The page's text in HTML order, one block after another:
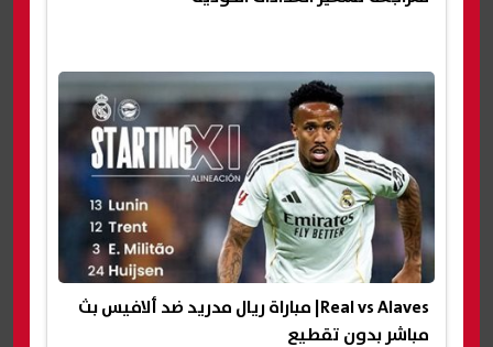
Real vs Alaves| مباراة ريال مدريد ضد ألافيس بث
مباشر بدون تقطيع